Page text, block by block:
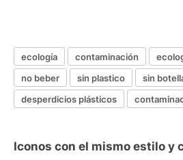
ecología contaminación
no beber
sin plastico
sin
desperdicios plásticos
Iconos con el mismo estilo y